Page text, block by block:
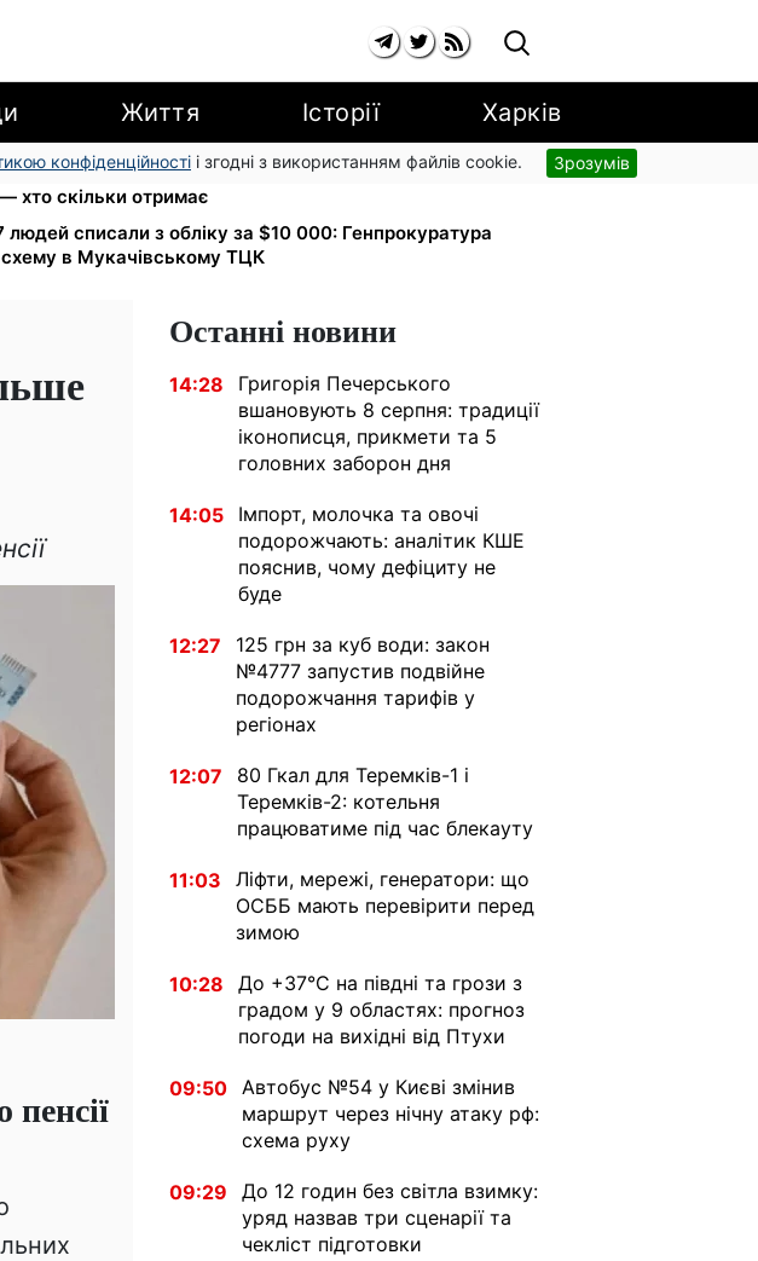
Життя Історії Харків
конфіденційності і згодні з використанням файлів cookie. Зрозумів
по інвалідності III групи з вересня: від 2595 до 10 625
хто скільки отримає
людей списали з обліку за $10 000: Генпрокуратура
в Мукачівському ТЦК
Останні новини
14:28
Григорія Печерського
вшановують 8 серпня: традиції
іконописця, прикмети та 5
головних заборон дня
14:05
Імпорт, молочка та овочі
подорожчають: аналітик КШЕ
пояснив, чому дефіциту не
буде
12:27
125 грн за куб води: закон
№4777 запустив подвійне
подорожчання тарифів у
регіонах
12:07
80 Гкал для Теремків-1 і
Теремків-2: котельня
працюватиме під час блекауту
11:03
Ліфти, мережі, генератори: що
ОСББ мають перевірити перед
зимою
10:28
До +37°C на півдні та грози з
градом у 9 областях: прогноз
погоди на вихідні від Птухи
09:50 Автобус №54 у Києві змінив
маршрут через нічну атаку рф:
схема руху
09:29
До 12 годин без світла взимку:
уряд назвав три сценарії та
чекліст підготовки